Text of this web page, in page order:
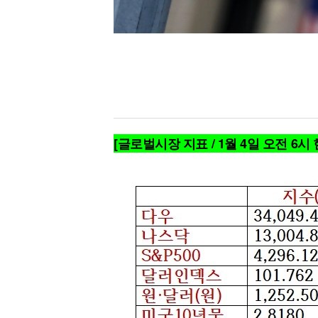
[글로벌시장 지표 / 1월 4일 오전 6시